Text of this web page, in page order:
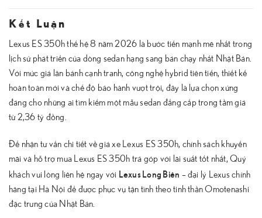
Kết Luận
Lexus ES 350h thế hệ 8 năm 2026 là bước tiến mạnh mẽ nhất trong
lịch sử phát triển của dòng sedan hạng sang bán chạy nhất Nhật Bản.
Với mức giá lăn bánh cạnh tranh, công nghệ hybrid tiên tiến, thiết kế
hoàn toàn mới và chế độ bảo hành vượt trội, đây là lựa chọn xứng
đáng cho những ai tìm kiếm một mẫu sedan đẳng cấp trong tầm giá
từ 2,36 tỷ đồng.
Để nhận tư vấn chi tiết về giá xe Lexus ES 350h, chính sách khuyến
mãi và hỗ trợ mua Lexus ES 350h trả góp với lãi suất tốt nhất, Quý
khách vui lòng liên hệ ngay với Lexus Long Biên – đại lý Lexus chính
hãng tại Hà Nội để được phục vụ tận tình theo tinh thần Omotenashi
đặc trưng của Nhật Bản.